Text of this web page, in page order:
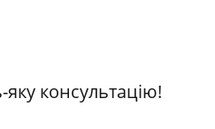
консультацію!